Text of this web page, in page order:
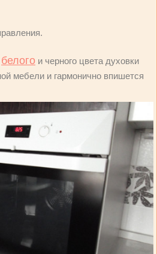
белого и черного цвета духовки
мебели и гармонично впишется